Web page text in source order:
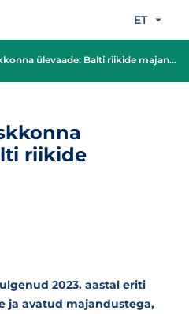
ET
ülevaade: Balti riikide majandus
riikide
2023. aastal eriti
ja avatud majandustega,